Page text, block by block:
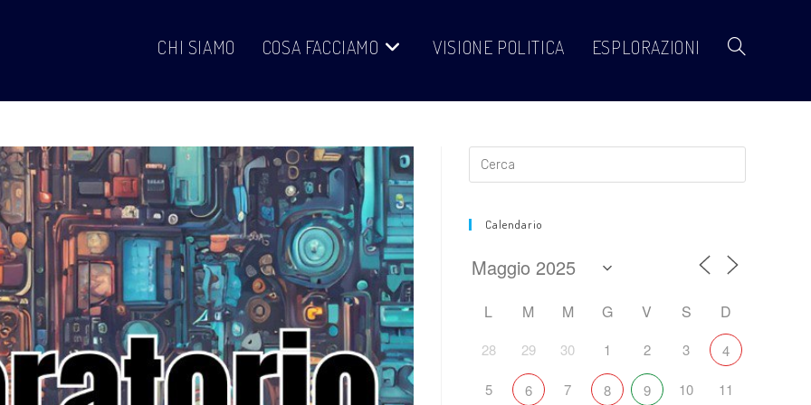
CHI SIAMO COSA FACCIAMO VISIONE POLITICA ESPLORAZIONI Attiva/disattiva
sul
sito
Calendario
L M M G V S D
28 29 30 1 2 3 4
5 6 7 8 9 10 11